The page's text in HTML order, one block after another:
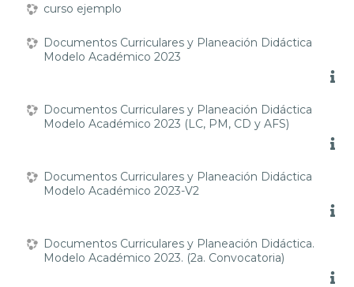
curso ejemplo
Documentos Curriculares y Planeación Didáctica
Modelo Académico 2023
Documentos Curriculares y Planeación Didáctica
Modelo Académico 2023 (LC, PM, CD y AFS)
Documentos Curriculares y Planeación Didáctica
Modelo Académico 2023-V2
Documentos Curriculares y Planeación Didáctica.
Modelo Académico 2023. (2a. Convocatoria)